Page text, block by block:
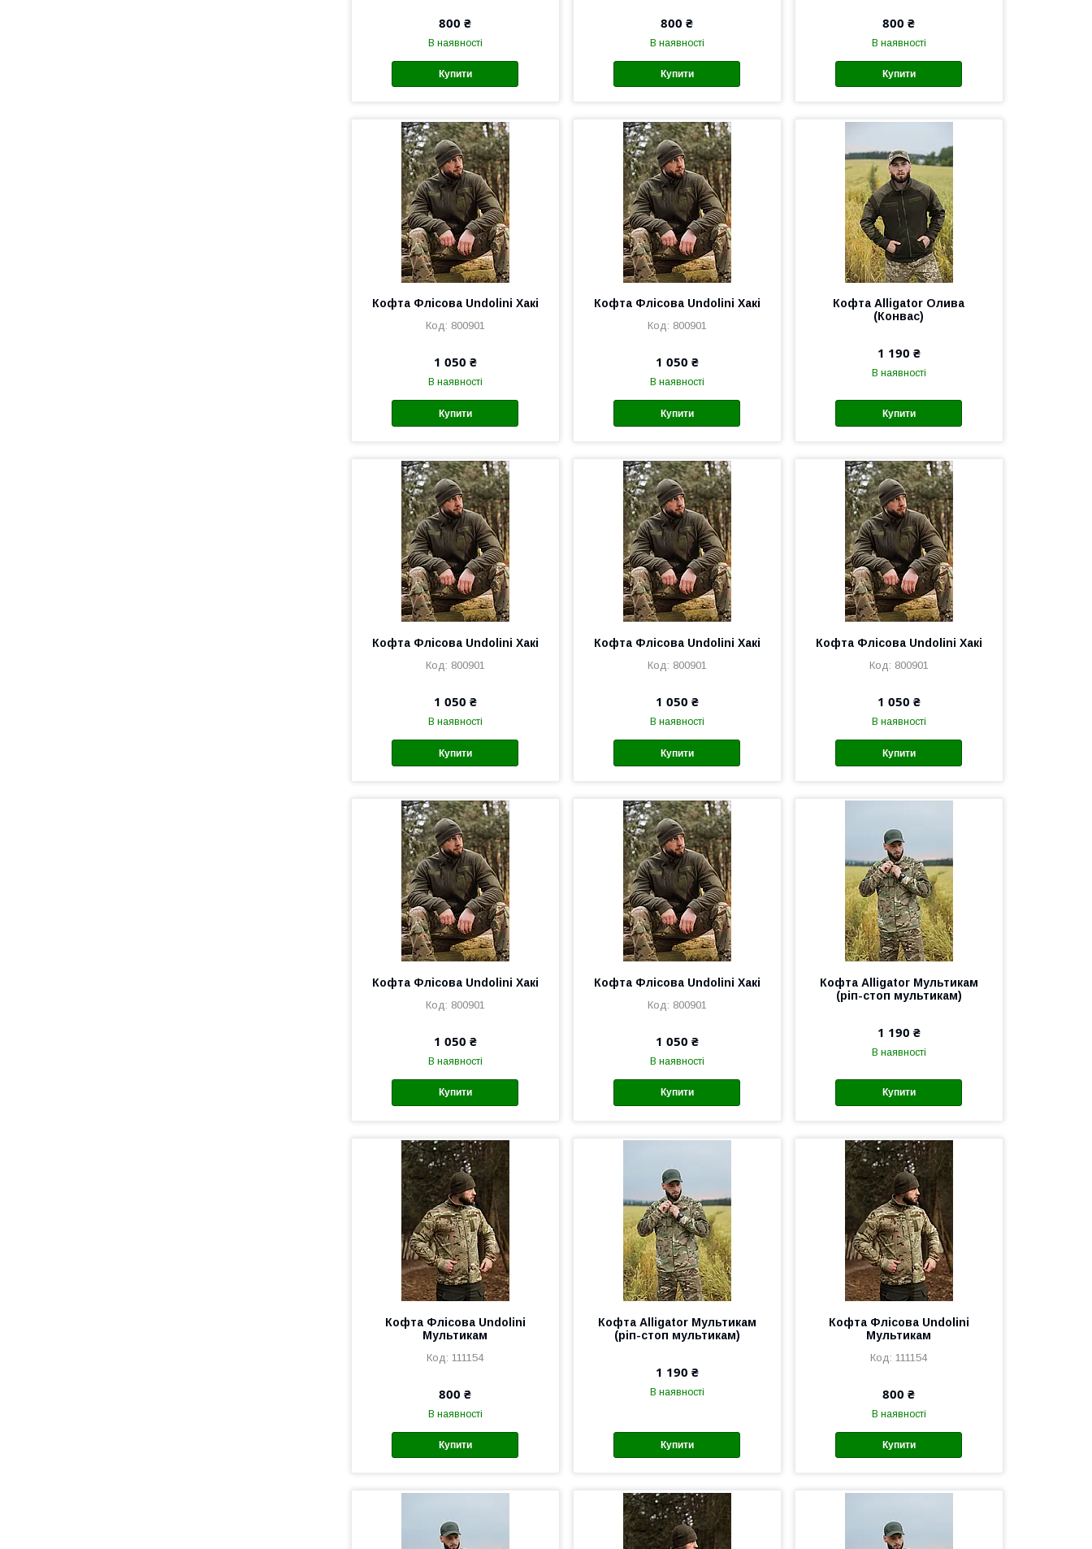
800 ₴
В наявності
Купити
800 ₴
В наявності
Купити
800 ₴
В наявності
Купити
Кофта Флісова Undolini Хакі
800901
1 050 ₴
В наявності
Купити
Кофта Флісова Undolini Хакі
800901
1 050 ₴
В наявності
Купити
Кофта Alligator Олива
(Конвас)
1 190 ₴
В наявності
Купити
Кофта Флісова Undolini Хакі
800901
1 050 ₴
В наявності
Купити
Кофта Флісова Undolini Хакі
800901
1 050 ₴
В наявності
Купити
Кофта Флісова Undolini Хакі
800901
1 050 ₴
В наявності
Купити
Кофта Флісова Undolini Хакі
800901
1 050 ₴
В наявності
Купити
Кофта Флісова Undolini Хакі
800901
1 050 ₴
В наявності
Купити
Кофта Alligator Мультикам
(ріп-стоп мультикам)
1 190 ₴
В наявності
Купити
Кофта Флісова Undolini
Мультикам
111154
800 ₴
В наявності
Купити
Кофта Alligator Мультикам
(ріп-стоп мультикам)
1 190 ₴
В наявності
Купити
Кофта Флісова Undolini
Мультикам
111154
800 ₴
В наявності
Купити